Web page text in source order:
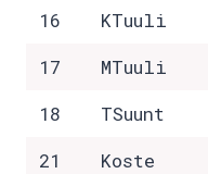
16
KTuuli
17
MTuuli
18
TSuunt
21
Koste